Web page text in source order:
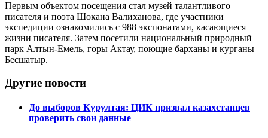
Первым объектом посещения стал музей талантливого
писателя и поэта Шокана Валиханова, где участники
экспедиции ознакомились с 988 экспонатами, касающиеся
жизни писателя. Затем посетили национальный природный
парк Алтын-Емель, горы Актау, поющие барханы и курганы
Бесшатыр.
Другие новости
До выборов Курултая: ЦИК призвал казахстанцев
проверить свои данные